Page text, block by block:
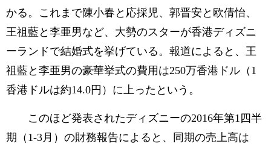
かる。これまで陳小春と応採児、郭晋安と欧倩怡、
王祖藍と李亜男など、大勢のスターが香港ディズニ
ーランドで結婚式を挙げている。報道によると、王
祖藍と李亜男の豪華挙式の費用は250万香港ドル（1
香港ドルは約14.0円）に上ったという。
このほど発表されたディズニーの2016年第1四半
期（1-3月）の財務報告によると、同期の売上高は